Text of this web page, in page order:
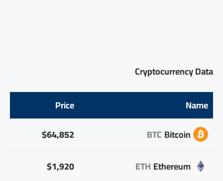
Cryptocurrency Data
Name
Price
Bitcoin
BTC
$64,852
Ethereum
ETH
$1,920